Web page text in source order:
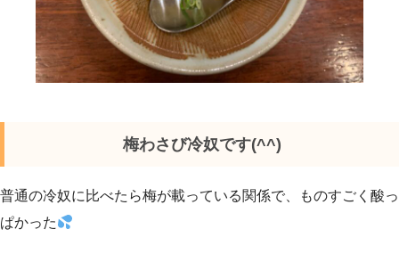
梅わさび冷奴です(^^)
普通の冷奴に比べたら梅が載っている関係で、ものすごく酸っ
ぱかった